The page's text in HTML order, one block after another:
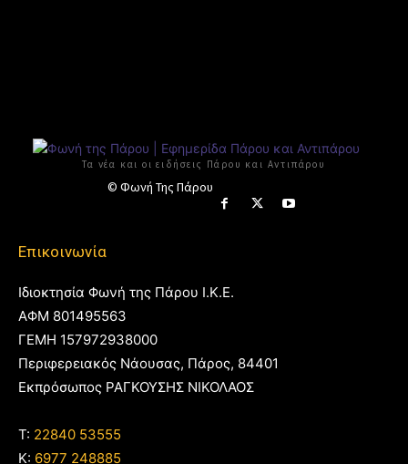
Τα νέα και οι ειδήσεις Πάρου και Αντιπάρου
© Φωνή Της Πάρου
Επικοινωνία
Ιδιοκτησία Φωνή της Πάρου Ι.Κ.Ε.
ΑΦΜ 801495563
ΓΕΜΗ 157972938000
Περιφερειακός Νάουσας, Πάρος, 84401
Εκπρόσωπος ΡΑΓΚΟΥΣΗΣ ΝΙΚΟΛΑΟΣ
T: 22840 53555
Κ: 6977 248885